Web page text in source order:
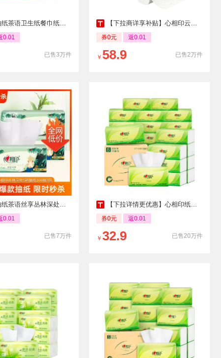
餐巾纸家用实惠箱装纸巾120抽20包面巾纸巾
0.01
已售3万件
【下拉商详享补贴】心相印云感柔肤无芯卷纸120g14卷*3提卫生纸
券0元 返0.01
已售2万件
￥ 58.9
林深处联名抽纸家用实惠纸巾100抽3包尝鲜装
0.01
已售7万件
【下拉详情更优惠】心相印纸巾抽纸整箱110抽24包家用实惠装纸巾
券0元 返0.01
已售20万件
￥ 32.9